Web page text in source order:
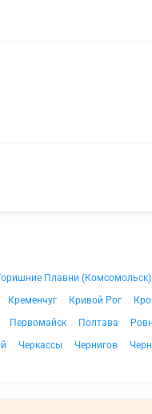
Плавни (Комсомольск)
Кременчуг Кривой Рог
Первомайск Полтава
Черкассы Чернигов